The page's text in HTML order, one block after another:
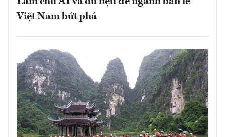
Việt Nam bứt phá